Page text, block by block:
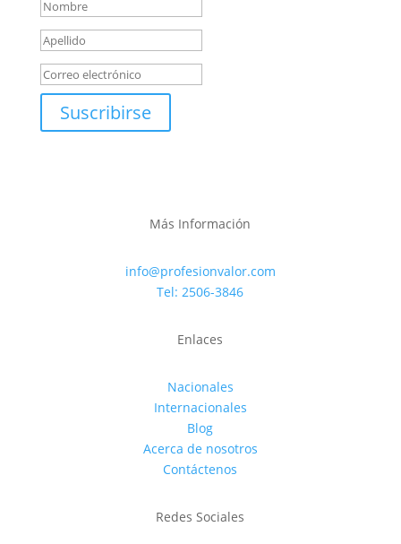
Suscribirse
Más Información
info@profesionvalor.com
Tel: 2506-3846
Enlaces
Nacionales
Internacionales
Blog
Acerca de nosotros
Contáctenos
Redes Sociales